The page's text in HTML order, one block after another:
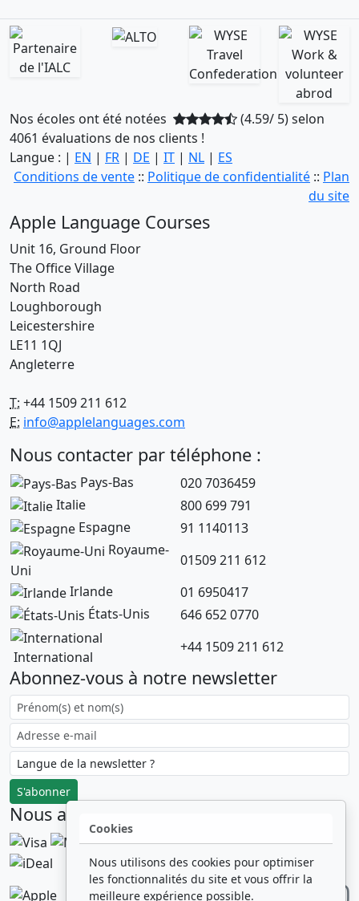
Nos écoles ont été notées
(4.59/ 5) selon
4061 évaluations de nos clients !
Langue : | EN | FR | DE | IT | NL | ES
Conditions de vente :: Politique de confidentialité :: Plan
du site
Apple Language Courses
Unit 16, Ground Floor
The Office Village
North Road
Loughborough
Leicestershire
LE11 1QJ
Angleterre
T: +44 1509 211 612
E: info@applelanguages.com
Nous contacter par téléphone :
Pays-Bas
020 7036459
Italie
800 699 791
Espagne
91 1140113
Royaume-
Uni
01509 211 612
Irlande
01 6950417
États-Unis
646 652 0770
International
+44 1509 211 612
Abonnez-vous à notre newsletter
S'abonner
Nous acceptons les paiements par :
Numéro d'entreprise
Cookies
Nous utilisons des cookies pour optimiser
les fonctionnalités du site et vous offrir la
meilleure expérience possible.